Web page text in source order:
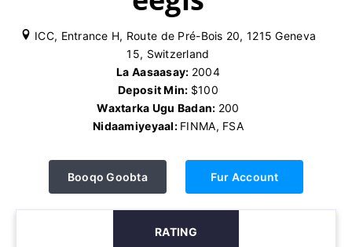
ICC, Entrance H, Route de Pré-Bois 20, 1215 Geneva
15, Switzerland
La Aasaasay: 2004
Deposit Min: $100
Waxtarka Ugu Badan: 200
Nidaamiyeyaal: FINMA, FSA
Booqo Goobta Fur Account
RATING